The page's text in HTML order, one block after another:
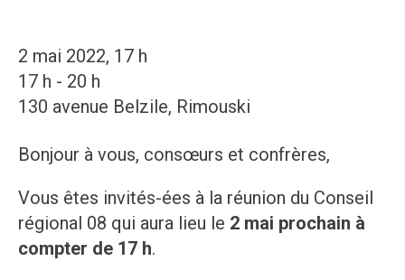
2 mai 2022, 17 h
17 h - 20 h
130 avenue Belzile, Rimouski
Bonjour à vous, consœurs et confrères,
Vous êtes invités-ées à la réunion du Conseil
régional 08 qui aura lieu le 2 mai prochain à
compter de 17 h.